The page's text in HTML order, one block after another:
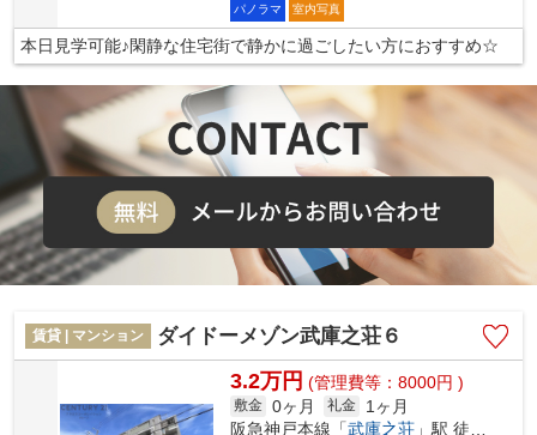
パノラマ 室内写真
本日見学可能♪閑静な住宅街で静かに過ごしたい方におすすめ☆
賃貸 | マンション ダイドーメゾン武庫之荘６
3.2万円 (管理費等：8000円 )
敷金 0ヶ月 礼金
1ヶ月
阪急神戸本線「武庫之荘 」駅 徒歩11分